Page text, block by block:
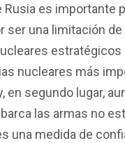
Rusia es importante
ser una limitación de
estratégicos
nucleares más
en segundo lugar,
las armas no
una medida de